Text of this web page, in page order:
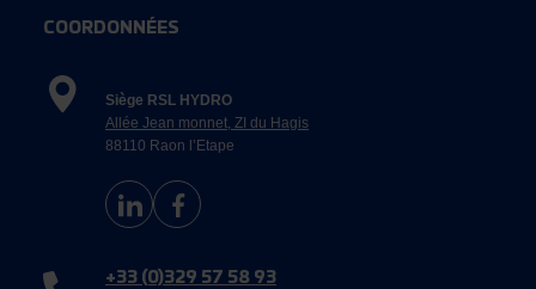
COORDONNÉES
Siège RSL HYDRO
Allée Jean monnet, ZI du Hagis
88110 Raon l’Etape
+33 (0)329 57 58 93